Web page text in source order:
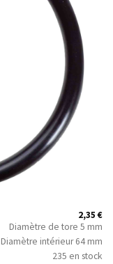
2,35€
Diamètre de tore 5 mm
Diamètre intérieur 64 mm
235 en stock